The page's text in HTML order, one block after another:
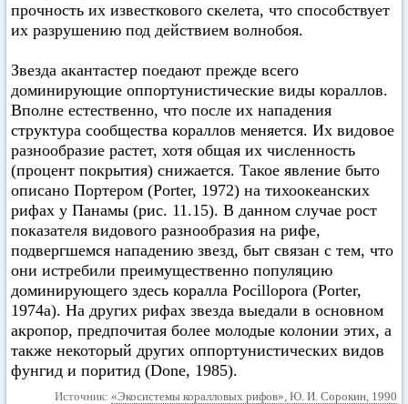
прочность их известкового скелета, что способствует
их разрушению под действием волнобоя.
Звезда акантастер поедают прежде всего
доминирующие оппортунистические виды кораллов.
Вполне естественно, что после их нападения
структура сообщества кораллов меняется. Их видовое
разнообразие растет, хотя общая их численность
(процент покрытия) снижается. Такое явление быто
описано Портером (Porter, 1972) на тихоокеанских
рифах у Панамы (рис. 11.15). В данном случае рост
показателя видового разнообразия на рифе,
подвергшемся нападению звезд, быт связан с тем, что
они истребили преимущественно популяцию
доминирующего здесь коралла Pocillopora (Porter,
1974а). На других рифах звезда выедали в основном
акропор, предпочитая более молодые колонии этих, а
также некоторый других оппортунистических видов
фунгид и поритид (Done, 1985).
Источник: «Экосистемы коралловых рифов», Ю. И. Сорокин, 1990